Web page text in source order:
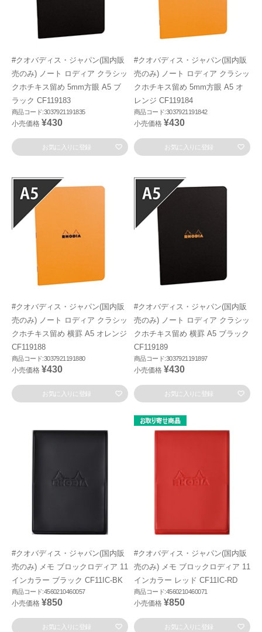
#クオバディス・ジャパン(国内販
売のみ) ノート ロディア クラシッ
クホチキス留め 5mm方眼 A5 ブ
ラック CF119183
商品コード:3037921191835
小売価格 ¥430
お気に入りに登録
#クオバディス・ジャパン(国内販
売のみ) ノート ロディア クラシッ
クホチキス留め 5mm方眼 A5 オ
レンジ CF119184
商品コード:3037921191842
小売価格 ¥430
お気に入りに登録
#クオバディス・ジャパン(国内販
売のみ) ノート ロディア クラシッ
クホチキス留め 横罫 A5 オレンジ
CF119188
商品コード:3037921191880
小売価格 ¥430
お気に入りに登録
#クオバディス・ジャパン(国内販
売のみ) ノート ロディア クラシッ
クホチキス留め 横罫 A5 ブラック
CF119189
商品コード:3037921191897
小売価格 ¥430
お気に入りに登録
#クオバディス・ジャパン(国内販
売のみ) メモ ブロックロディア 11
インカラー ブラック CF11IC-BK
商品コード:4560210460057
小売価格 ¥850
お気に入りに登録
#クオバディス・ジャパン(国内販
売のみ) メモ ブロックロディア 11
インカラー レッド CF11IC-RD
商品コード:4560210460071
小売価格 ¥850
お気に入りに登録